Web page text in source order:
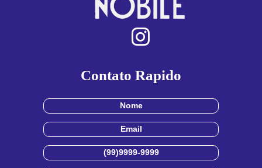
Contato Rapido